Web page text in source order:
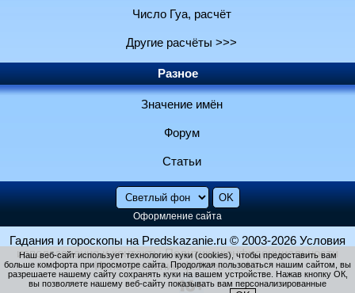
Число Гуа, расчёт
Другие расчёты >>>
Разное
Значение имён
Форум
Статьи
Оформление сайта
Гадания и гороскопы на Predskazanie.ru © 2003-2026 Условия
использования и контакты Политика конфиденциальности
Использование файлов cookie
Наш веб-сайт использует технологию куки (cookies), чтобы предоставить вам
больше комфорта при просмотре сайта. Продолжая пользоваться нашим сайтом, вы
разрешаете нашему сайту сохранять куки на вашем устройстве. Нажав кнопку ОК,
вы позволяете нашему веб-сайту показывать вам персонализированные